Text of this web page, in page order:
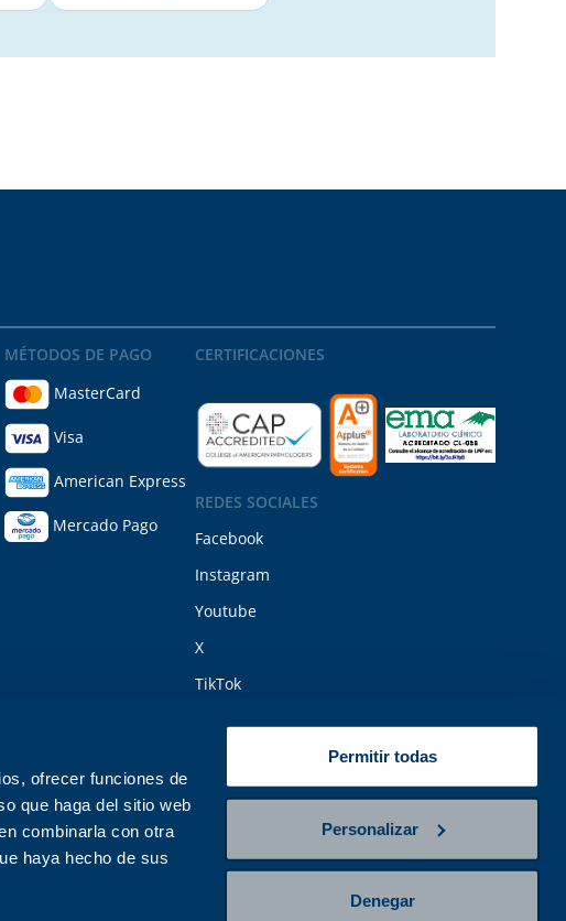
ofrecer funciones de
que haga del sitio web
combinarla con otra
haya hecho de sus
Permitir todas
Personalizar
Denegar
MÉTODOS DE PAGO
MasterCard
Visa
American Express
Mercado Pago
CERTIFICACIONES
REDES SOCIALES
Facebook
Instagram
Youtube
X
TikTok
Medico Polanco 11 de junio del 2025. Todos los derechos reservados.
a realizar en cada paciente de acuerdo a su historia clínica e interpretar